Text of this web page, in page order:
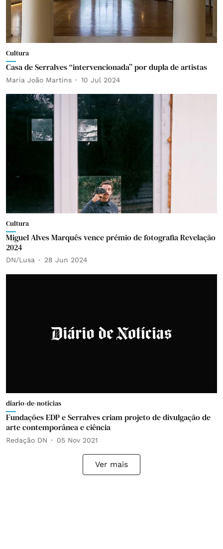
Cultura
Casa de Serralves “intervencionada” por dupla de artistas
Maria João Martins 10 Jul 2024
Cultura
Miguel Alves Marquês vence prémio de fotografia Revelação
2024
DN/Lusa 28 Jun 2024
diario-de-noticias
Fundações EDP e Serralves criam projeto de divulgação de
arte contemporânea e ciência
Redação DN 05 Nov 2021
Ver mais